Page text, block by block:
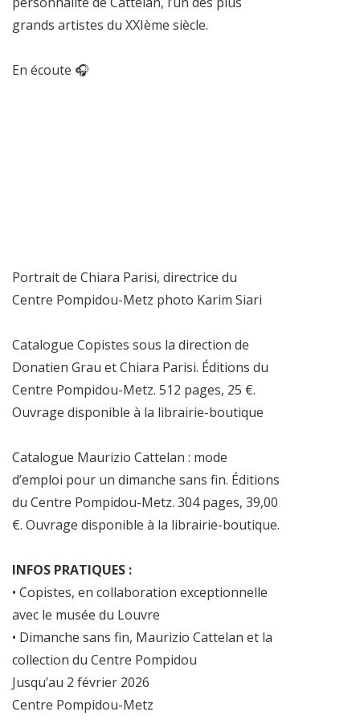
grands artistes du XXIème siècle.
En écoute 🎧
Portrait de Chiara Parisi, directrice du
Centre Pompidou-Metz photo Karim Siari
Catalogue Copistes sous la direction de
Donatien Grau et Chiara Parisi. Éditions du
Centre Pompidou-Metz. 512 pages, 25 €.
Ouvrage disponible à la librairie-boutique
Catalogue Maurizio Cattelan : mode
d’emploi pour un dimanche sans fin. Éditions
du Centre Pompidou-Metz. 304 pages, 39,00
€. Ouvrage disponible à la librairie-boutique.
INFOS PRATIQUES :
• Copistes, en collaboration exceptionnelle
avec le musée du Louvre
• Dimanche sans fin, Maurizio Cattelan et la
collection du Centre Pompidou
Jusqu’au 2 février 2026
Centre Pompidou-Metz